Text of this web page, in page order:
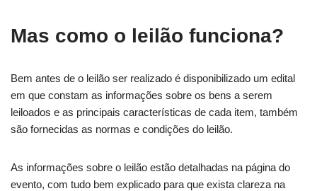
Mas como o leilão funciona?
Bem antes de o leilão ser realizado é disponibilizado um edital
em que constam as informações sobre os bens a serem
leiloados e as principais características de cada item, também
são fornecidas as normas e condições do leilão.
As informações sobre o leilão estão detalhadas na página do
evento, com tudo bem explicado para que exista clareza na